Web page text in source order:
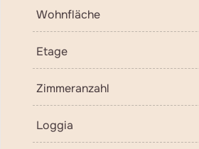
Wohnfläche
Etage
Zimmeranzahl
Loggia